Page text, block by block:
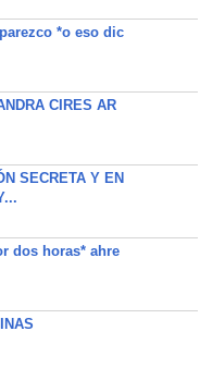
*o eso dic
CIRES AR
SECRETA Y EN
dos horas* ahre